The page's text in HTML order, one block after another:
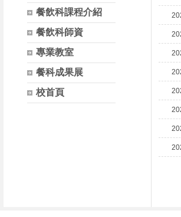
餐飲科課程介紹
餐飲科師資
專業教室
餐科成果展
校首頁